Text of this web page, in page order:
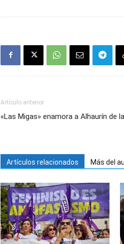
Artículo anterior
«Las Migas» enamora a Alhaurín de
Artículos relacionados Más del